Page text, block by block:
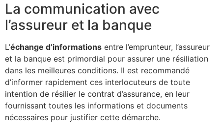
La communication avec
l’assureur et la banque
L’échange d’informations entre l’emprunteur, l’assureur
et la banque est primordial pour assurer une résiliation
dans les meilleures conditions. Il est recommandé
d’informer rapidement ces interlocuteurs de toute
intention de résilier le contrat d’assurance, en leur
fournissant toutes les informations et documents
nécessaires pour justifier cette démarche.